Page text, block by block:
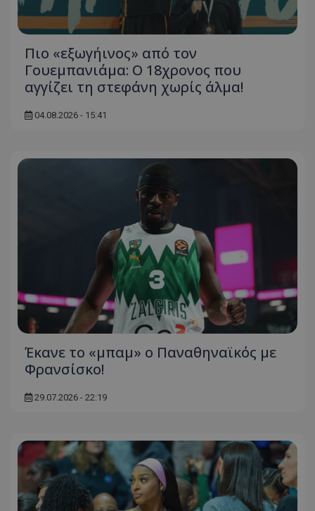
Πιο «εξωγήινος» από τον
Γουεμπανιάμα: Ο 18χρονος που
αγγίζει τη στεφάνη χωρίς άλμα!
04.08.2026 - 15:41
Έκανε το «μπαμ» ο Παναθηναϊκός με
Φρανσίσκο!
29.07.2026 - 22:19